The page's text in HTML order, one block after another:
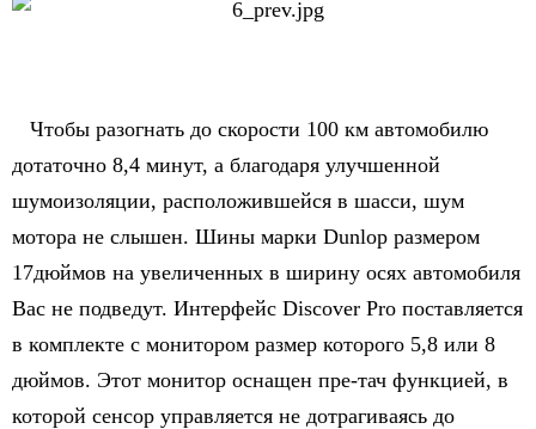
Чтобы разогнать до скорости 100 км автомобилю
дотаточно 8,4 минут, а благодаря улучшенной
шумоизоляции, расположившейся в шасси, шум
мотора не слышен. Шины марки Dunlop размером
17дюймов на увеличенных в ширину осях автомобиля
Вас не подведут. Интерфейс Discover Pro поставляется
в комплекте с монитором размер которого 5,8 или 8
дюймов. Этот монитор оснащен пре-тач функцией, в
которой сенсор управляется не дотрагиваясь до